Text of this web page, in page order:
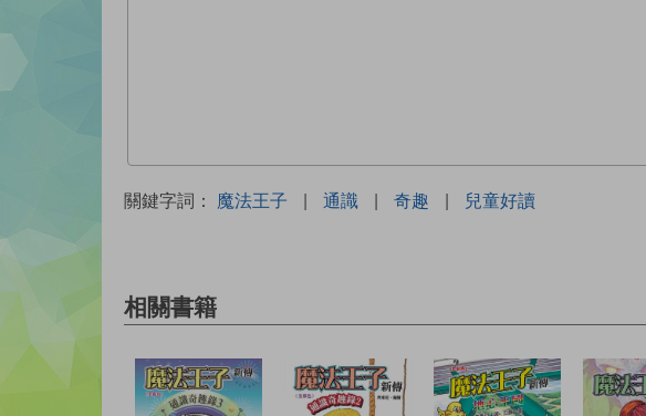
關鍵字詞： 魔法王子 | 通識 | 奇趣 | 兒童好讀
相關書籍